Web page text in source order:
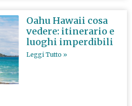
Oahu Hawaii cosa
vedere: itinerario e
luoghi imperdibili
Leggi Tutto »